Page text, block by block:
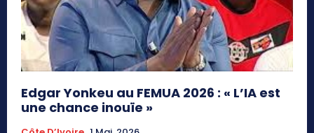
Edgar Yonkeu au FEMUA 2026 : « L’IA est
une chance inouïe »